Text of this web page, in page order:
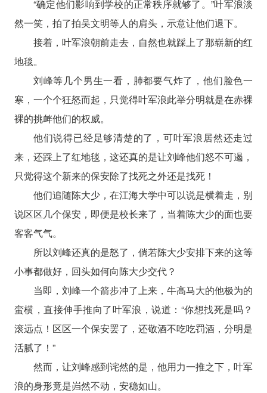
“确定他们影响到学校的正常秩序就够了。”叶军浪淡
然一笑，拍了拍吴文明等人的肩头，示意让他们退下。
接着，叶军浪朝前走去，自然也就踩上了那崭新的红
地毯。
刘峰等几个男生一看，肺都要气炸了，他们脸色一
寒，一个个狂怒而起，只觉得叶军浪此举分明就是在赤裸
裸的挑衅他们的权威。
他们说得已经足够清楚的了，可叶军浪居然还走过
来，还踩上了红地毯，这还真的是让刘峰他们怒不可遏，
只觉得这个新来的保安除了找死之外还是找死！
他们追随陈大少，在江海大学中可以说是横着走，别
说区区几个保安，即便是校长来了，当着陈大少的面也要
客客气气。
所以刘峰还真的是怒了，倘若陈大少安排下来的这等
小事都做好，回头如何向陈大少交代？
当即，刘峰一个箭步冲了上来，牛高马大的他极为的
蛮横，直接伸手推向了叶军浪，说道：“你想找死是吗？
滚远点！区区一个保安罢了，还敬酒不吃吃罚酒，分明是
活腻了！”
然而，让刘峰感到诧然的是，他用力一推之下，叶军
浪的身形竟是岿然不动，安稳如山。